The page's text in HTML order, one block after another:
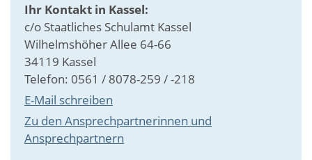
Ihr Kontakt in Kassel:
c/o Staatliches Schulamt Kassel
Wilhelmshöher Allee 64-66
34119 Kassel
Telefon: 0561 / 8078-259 / -218
E-Mail schreiben
Zu den Ansprechpartnerinnen und
Ansprechpartnern